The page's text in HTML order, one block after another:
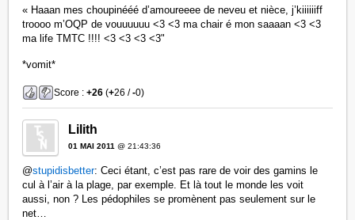
« Haaan mes choupinééé d’amoureeee de neveu et nièce, j’kiiiiiiff
troooo m’OQP de vouuuuuu <3 <3 ma chair é mon saaaan <3 <3
ma life TMTC !!!! <3 <3 <3 <3"
*vomit*
Score :+26 (+26 /-0)
Lilith
01 MAI 2011 @ 21:43:36
@stupidisbetter: Ceci étant, c’est pas rare de voir des gamins le
cul à l’air à la plage, par exemple. Et là tout le monde les voit
aussi, non ? Les pédophiles se promènent pas seulement sur le
net…